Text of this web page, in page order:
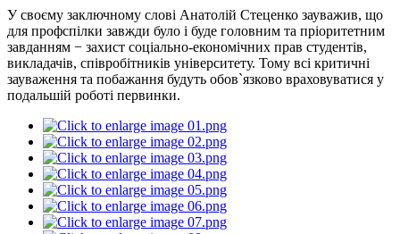
У своєму заключному слові Анатолій Стеценко зауважив, що
для профспілки завжди було і буде головним та пріоритетним
завданням − захист соціально-економічних прав студентів,
викладачів, співробітників університету. Тому всі критичні
зауваження та побажання будуть обов`язково враховуватися у
подальшій роботі первинки.